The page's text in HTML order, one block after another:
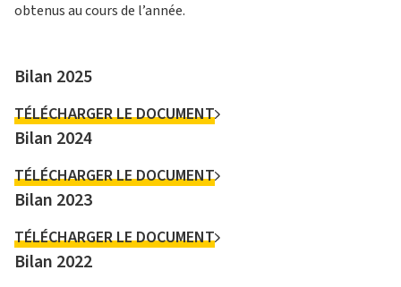
obtenus au cours de l’année.
Bilan 2025
TÉLÉCHARGER LE DOCUMENT
Bilan 2024
TÉLÉCHARGER LE DOCUMENT
Bilan 2023
TÉLÉCHARGER LE DOCUMENT
Bilan 2022